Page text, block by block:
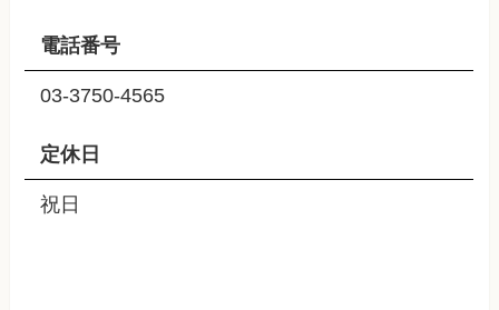
電話番号
03-3750-4565
定休日
祝日